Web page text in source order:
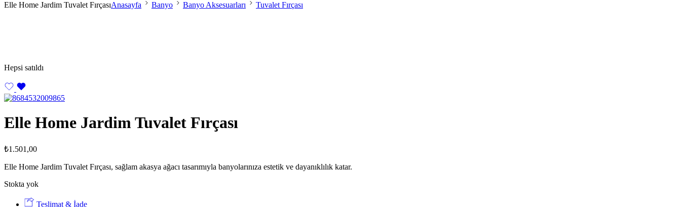
Elle Home Jardim Tuvalet FırçasıAnasayfa Banyo Banyo Aksesuarları Tuvalet Fırçası
Hepsi satıldı
Elle Home Jardim Tuvalet Fırçası
₺1.501,00
Elle Home Jardim Tuvalet Fırçası, sağlam akasya ağacı tasarımıyla banyolarınıza estetik ve dayanıklılık katar.
Stokta yok
Teslimat & İade